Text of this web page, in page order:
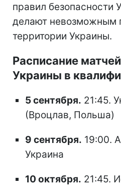
правил безопасности
делают невозможным
территории Украины.
Расписание
Украины в
5 сентября. 21:45.
(Вроцлав, Польша)
9 сентября. 19:00.
Украина
10 октября. 21:45.